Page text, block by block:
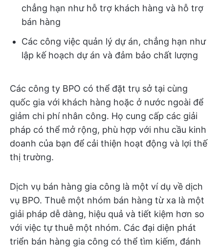
chẳng hạn như hỗ trợ khách hàng và hỗ trợ
bán hàng
Các công việc quản lý dự án, chẳng hạn như
lập kế hoạch dự án và đảm bảo chất lượng
Các công ty BPO có thể đặt trụ sở tại cùng
quốc gia với khách hàng hoặc ở nước ngoài để
giảm chi phí nhân công. Họ cung cấp các giải
pháp có thể mở rộng, phù hợp với nhu cầu kinh
doanh của bạn để cải thiện hoạt động và lợi thế
thị trường.
Dịch vụ bán hàng gia công là một ví dụ về dịch
vụ BPO. Thuê một nhóm bán hàng từ xa là một
giải pháp dễ dàng, hiệu quả và tiết kiệm hơn so
với việc tự thuê một nhóm. Các đại diện phát
triển bán hàng gia công có thể tìm kiếm, đánh